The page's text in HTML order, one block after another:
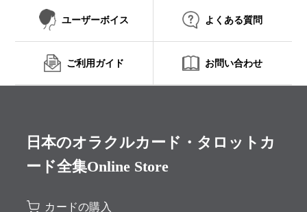
ユーザーボイス よくある質問
ご利用ガイド お問い合わせ
日本のオラクルカード・タロットカ
ード全集Online Store
カードの購入